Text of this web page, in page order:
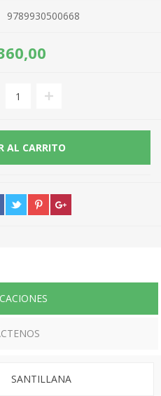
9789930500668
AL CARRITO
SANTILLANA